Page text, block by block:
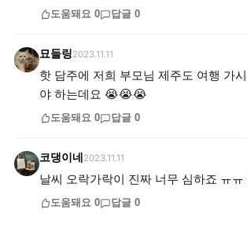
도움돼요 0 답글 0
묘들링2023.11.11
핫 담주에 저희 부모님 제주도 여행 가
야 하는데요 😭😭😭
도움돼요 0 답글 0
코댕이네 2023.11.11
날씨 오락가락이 진짜 너무 심하죠 ㅠ
도움돼요 0 답글 0